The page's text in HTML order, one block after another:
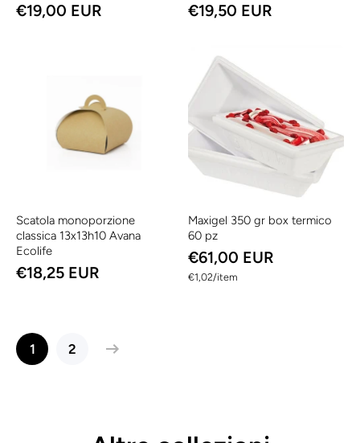
€19,00 EUR €19,50 EUR
Scatola monoporzione
classica 13x13h10 Avana
Ecolife
€18,25 EUR
Maxigel 350 gr box termico
60 pz
€61,00 EUR
€1,02/
per item
1 2